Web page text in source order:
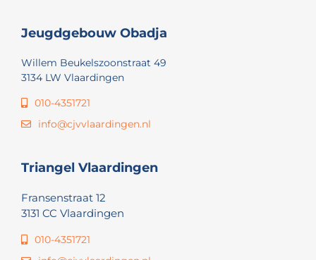
Jeugdgebouw Obadja
Willem Beukelszoonstraat 49
3134 LW Vlaardingen
010-4351721
info@cjvvlaardingen.nl
Triangel Vlaardingen
Fransenstraat 12
3131 CC Vlaardingen
010-4351721